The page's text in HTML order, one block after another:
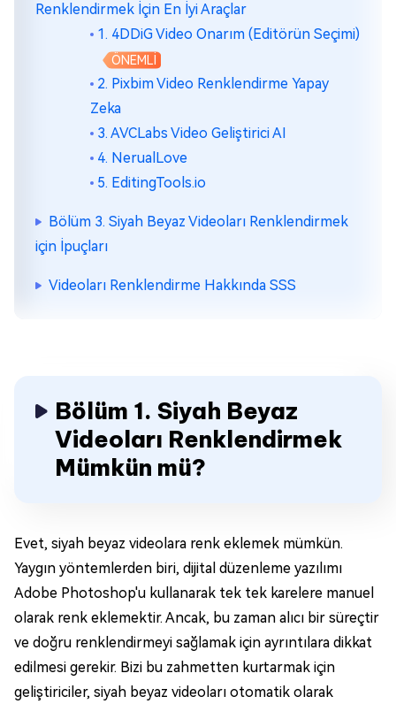
Renklendirmek İçin En İyi Araçlar
1. 4DDiG Video Onarım (Editörün Seçimi)
ÖNEMLİ
2. Pixbim Video Renklendirme Yapay
Zeka
3. AVCLabs Video Geliştirici AI
4. NerualLove
5. EditingTools.io
Bölüm 3. Siyah Beyaz Videoları Renklendirmek
için İpuçları
Videoları Renklendirme Hakkında SSS
Bölüm 1. Siyah Beyaz
Videoları Renklendirmek
Mümkün mü?
Evet, siyah beyaz videolara renk eklemek mümkün.
Yaygın yöntemlerden biri, dijital düzenleme yazılımı
Adobe Photoshop'u kullanarak tek tek karelere manuel
olarak renk eklemektir. Ancak, bu zaman alıcı bir süreçtir
ve doğru renklendirmeyi sağlamak için ayrıntılara dikkat
edilmesi gerekir. Bizi bu zahmetten kurtarmak için
geliştiriciler, siyah beyaz videoları otomatik olarak